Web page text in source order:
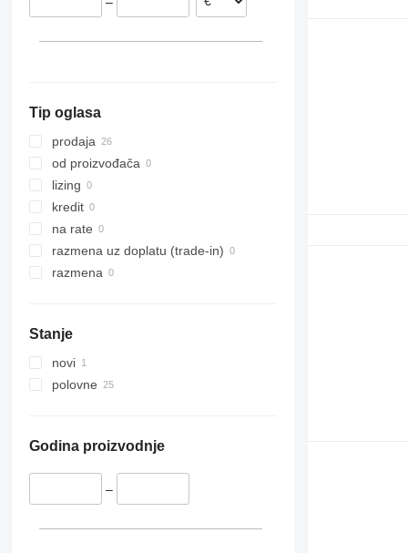
Litvanija
Oirschot
Veghel
Tip oglasa
prodaja
od proizvođača
lizing
kredit
na rate
razmena uz doplatu (trade-in)
razmena
Stanje
novi
polovne
Godina proizvodnje
–